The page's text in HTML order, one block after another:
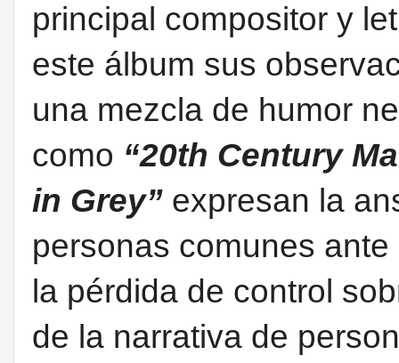
principal compositor y
este álbum sus
una mezcla de humor
como “20th Century
in Grey” expresan la
personas comunes
la pérdida de control
de la narrativa de